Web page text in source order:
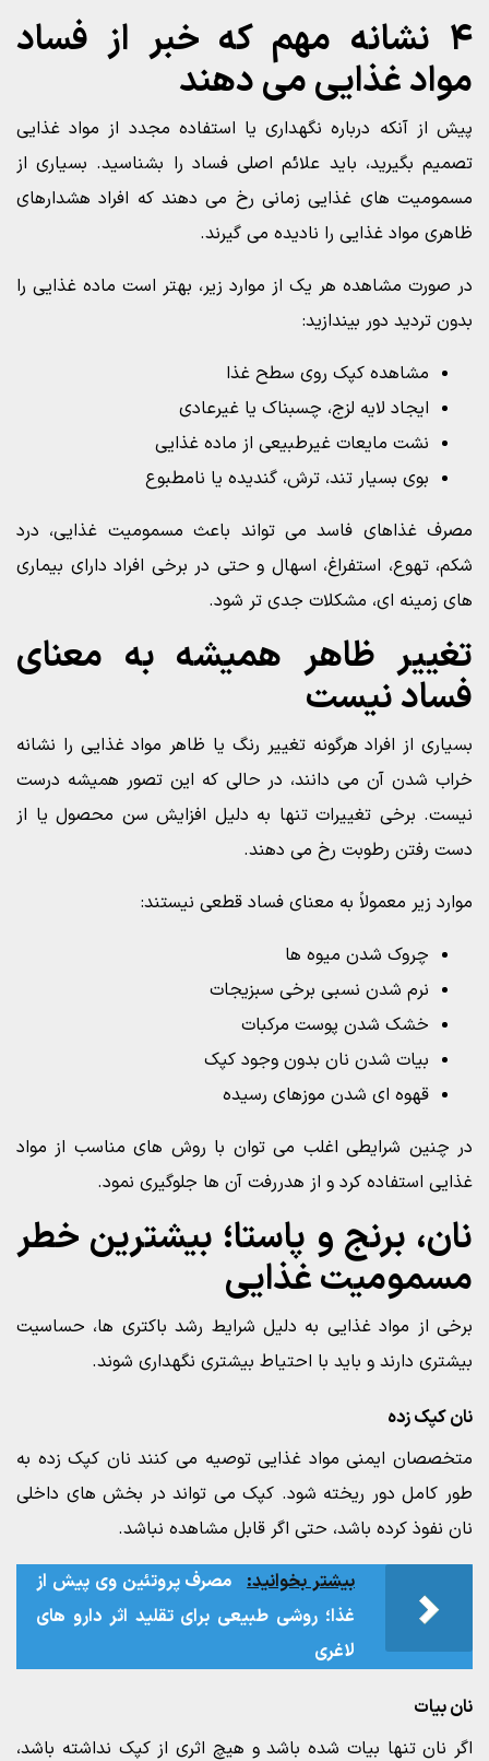
۴ نشانه مهم که خبر از فساد
مواد غذایی می دهند
پیش از آنکه درباره نگهداری یا استفاده مجدد از مواد غذایی
تصمیم بگیرید، باید علائم اصلی فساد را بشناسید. بسیاری از
مسمومیت های غذایی زمانی رخ می دهند که افراد هشدارهای
ظاهری مواد غذایی را نادیده می گیرند.
در صورت مشاهده هر یک از موارد زیر، بهتر است ماده غذایی را
بدون تردید دور بیندازید:
مشاهده کپک روی سطح غذا
ایجاد لایه لزج، چسبناک یا غیرعادی
نشت مایعات غیرطبیعی از ماده غذایی
بوی بسیار تند، ترش، گندیده یا نامطبوع
مصرف غذاهای فاسد می تواند باعث مسمومیت غذایی، درد
شکم، تهوع، استفراغ، اسهال و حتی در برخی افراد دارای بیماری
های زمینه ای، مشکلات جدی تر شود.
تغییر ظاهر همیشه به معنای
فساد نیست
بسیاری از افراد هرگونه تغییر رنگ یا ظاهر مواد غذایی را نشانه
خراب شدن آن می دانند، در حالی که این تصور همیشه درست
نیست. برخی تغییرات تنها به دلیل افزایش سن محصول یا از
دست رفتن رطوبت رخ می دهند.
موارد زیر معمولاً به معنای فساد قطعی نیستند:
چروک شدن میوه ها
نرم شدن نسبی برخی سبزیجات
خشک شدن پوست مرکبات
بیات شدن نان بدون وجود کپک
قهوه ای شدن موزهای رسیده
در چنین شرایطی اغلب می توان با روش های مناسب از مواد
غذایی استفاده کرد و از هدررفت آن ها جلوگیری نمود.
نان، برنج و پاستا؛ بیشترین خطر
مسمومیت غذایی
برخی از مواد غذایی به دلیل شرایط رشد باکتری ها، حساسیت
بیشتری دارند و باید با احتیاط بیشتری نگهداری شوند.
نان کپک زده
متخصصان ایمنی مواد غذایی توصیه می کنند نان کپک زده به
طور کامل دور ریخته شود. کپک می تواند در بخش های داخلی
نان نفوذ کرده باشد، حتی اگر قابل مشاهده نباشد.
بیشتر بخوانید: مصرف پروتئین وی پیش از
غذا؛ روشی طبیعی برای تقلید اثر دارو های
لاغری
نان بیات
اگر نان تنها بیات شده باشد و هیچ اثری از کپک نداشته باشد،